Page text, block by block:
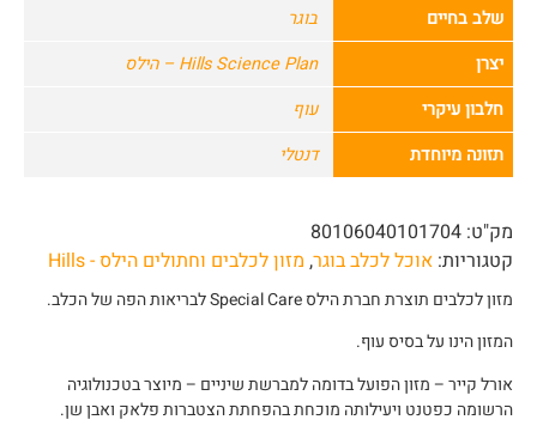
שלב בחיים
בוגר
יצרן
Hills Science Plan – הילס
חלבון עיקרי
עוף
תזונה מיוחדת
דנטלי
מק"ט: 80106040101704
קטגוריות: אוכל לכלב בוגר, מזון לכלבים וחתולים הילס - Hills
מזון לכלבים תוצרת חברת הילס Special Care לבריאות הפה של הכלב.
המזון הינו על בסיס עוף.
אורל קייר – מזון הפועל בדומה למברשת שיניים – מיוצר בטכנולוגיה
הרשומה כפטנט ויעילותה מוכחת בהפחתת הצטברות פלאק ואבן שן.